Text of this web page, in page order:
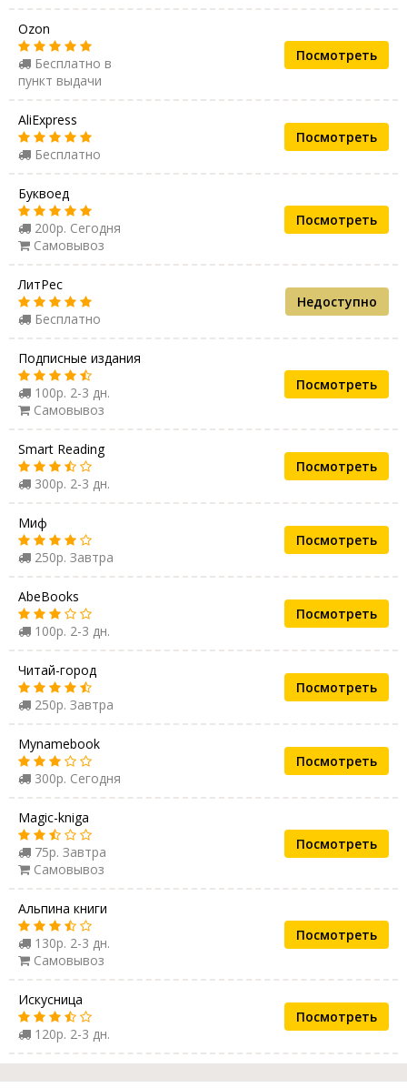
Ozon
Бесплатно в
пункт выдачи
Посмотреть
AliExpress
Бесплатно
Посмотреть
Буквоед
200р. Сегодня
Самовывоз
Посмотреть
ЛитРес
Бесплатно
Недоступно
Подписные издания
100р. 2-3 дн.
Самовывоз
Посмотреть
Smart Reading
300р. 2-3 дн.
Посмотреть
Миф
250р. Завтра
Посмотреть
AbeBooks
100р. 2-3 дн.
Посмотреть
Читай-город
250р. Завтра
Посмотреть
Mynamebook
300р. Сегодня
Посмотреть
Magic-kniga
75р. Завтра
Самовывоз
Посмотреть
Альпина книги
130р. 2-3 дн.
Самовывоз
Посмотреть
Искусница
120р. 2-3 дн.
Посмотреть